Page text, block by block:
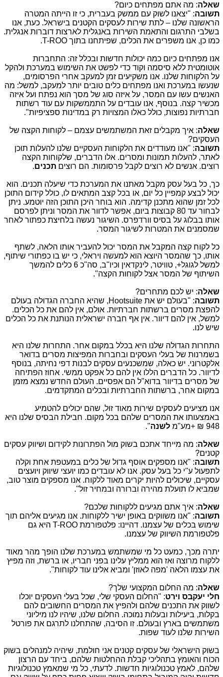
שאלה: מה אתם מפתחים כיום?
תשובה: "יצאנו לשוק עם ממשק בעברית, כי זו הייתה המטרה
הראשונה שלנו – לתת שירות לעסקים הקטנים בישראל. כעת, אנו
בשלבי התרגום והתאמת השירות באנגלית לארצות דוברות אנגלית.
כמו כן, אנו משפרים את הכלים, שפיתחנו בתוך T-ROO
.
אנו מפתחים כיום כמה יכולות חדשות ובכלל זה: התחברות
אוטומטית ללא סיסמה וקוד כדי לפשט את השימוש במערכת ולהקל
על הלקוחות שלנו. אנו משקיעים זמן למעקב אחרי הפרסומים,
שנעשו במערכת ואנו מפתחים כלים טובים יותר למעקב, למשל: מה
האנשים עשו עם המסר, על איזה סוג של מסך הוא נפתח ועל איזה
מכשיר קצה. בנוסף, אנו עובדים על התממשקות עם עוד רשתות
חברתיות נפוצות, כולל כאלו המצויות רק במדינות ספציפיות".
שאלה: איך מקבלים זאת המשתמשים עצמם – לקוחות הקצה של
העסקים?
תשובה: "אנו מעודדים את הלקוחות העסקיים שלנו להעלות תוכן
לאתר, להעלות תמונות ומסרים. אלו הדברים, שלקוחות הקצה
רוצים. אנשים לא רוצים לקבל פרסומות. הם רוצים תכנים.
כך, כל בעל עסק מקבל מאתנו את המערכת כדי שיעלה תכנים. הוא
יכול לבצע קמפיין כל יום, או בכל קצב המתאים לו, כולל קידום התוכן
לכל זמן שהוא מתכנן קדימה. הוא בוחר היכן התוכן הזה יוטמע. ניתן
לבחור עד 80 קבוצות ביום, אפשר לדוור את המסר וניתן לפרסם
אותו בבלוג על בסיס וורדפרס. השיגור נעשה בלחיצת כפתור לאחר
שמסמנים את המטרות לשיגור המסר.
כל לקוח קצה המקבל את המסר יכול להעביר אותו הלאה, לשתף
אותו, כך שהמסר היוצא הוא למעשה ויראלי, כי יש בו כפתורי שיתוף,
למשל לגוגל+, טוויטר, לינקדאין וכיו"ב, סה"כ 6 כלים להמשך
השיתוף של המסר אצל לקוחות הקצה".
שאלה: יש לכם מתחרים?
תשובה: "בעולם יש את Hootsuite, שהיא החברה הגדולה בעולם
להפצת מסרים ברשתות חברתיות. אולם, אין להם את כל הכלים.
למשל, אין להם דיוור. אין אף חברה ישראלית הנותנת את כל הכלים
שיש לנו.
התחרות הגדולה שלנו היא בכלל במקום אחר. התחרות שלנו היא
בשמרנות של בעלי העסקים ובחברות המפיצות מסרים בדואר
אלקטרוני. יש כאלה, שמשכנעים עסקים לבנות דפי נחיתה, בנוסף
לדיוור. כל הדברים הללו אין להם כל אפקט ממשי. אחוז הפתיחה
של מסרים בדיוור בדוא"ל הם אפסיים. העולם החדש נמצא מזמן
במקום אחר, ברשתות החברתיות ובכלים המתקדמים.
אנו מציעים לעסקים שירות מאוד זול, שהם יכולים להטמיע
באמצעותו את המסרים שלהם בכל מקום. חבילת הבסיס שלנו היא
948 ₪ +מע"מ
לשנה".
שאלה: מה מייחד אתכם בשוק מול הפתרונות לקידום ושיווק עסקים
קטנים?
תשובה: "אנו מספקים אוסף גדול של כלים במעטפת אחת וקלה
לתפעול ע"י כל בעל עסק. אנו לא עובדים כמו יועצי שיווק ויועצים
עסקיים, שיכולים להיות יקרים מאוד ללקוח. אנו מספקים מוצר טוב,
שמביא לו תועלת מהירה וברורה ובמחיר זול".
שאלה: איך אתם מגיעים ללקוחות שלכם?
תשובה: "אנו משווקים באופן ישיר ללקוחות. אנו מגיעים אליהם תוך
שימוש בכלים של עצמנו. דהיינו: פלטפורמת T-ROO היא גם
פלטפורמת השיווק של עצמנו.
יתרה מכך, כמעט כל מי שמשתמש במערכת שלנו הופך מהר מאוד
ללקוח מרוצה ואז הוא ממליץ עלינו בפני חבריו, או ברשת, וזה מפיץ
את עצמו הלאה 'מפה לאוזן' ומביא אלינו עוד לקוחות".
שאלה: מה החלום המקצועי שלך?
חלי יעקבס וירט: "החלום העסקי שלי, שכל בעלי העסקים יוכלו
לשווק את התכנים שלהם ולהפיץ את המסרים החשובים להם
בקלות, ביעילות ובעלות נמוכה. החלום שלנו, שיהיו לנו מיליוני
משתמשים בארץ ובעולם. זו הסיבה, שהתחלנו לתרגם את פורטל
השירות שלנו לעוד שפות.
בשוק הישראלי של עסקים קטנים אני חולמת, שיהיה למנהלים בשוק
הכוח והאומץ בתהליכי קבלת ההחלטות שלהם, ביחד עם הרצון
שלהם, לאמץ טכנולוגיות חדשות. לדעתי, כל מי שמאמץ טכנולוגיות